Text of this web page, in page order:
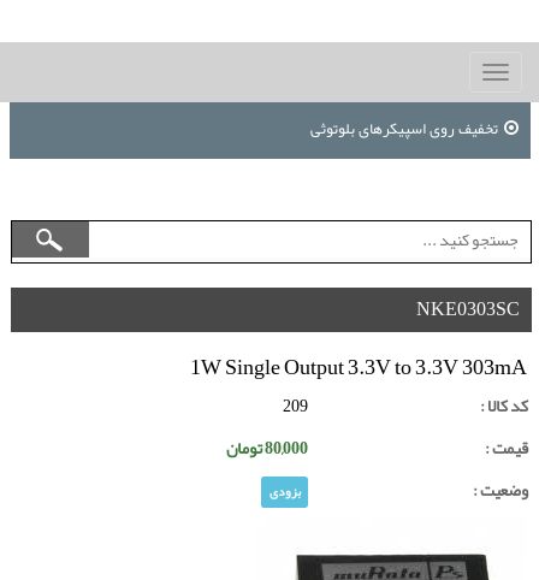
Toggle
navigation
تخفیف روی اسپیکرهای بلوتوثی
NKE0303SC
1W Single Output 3.3V to 3.3V 303mA
کد کالا :
209
قیمت :
80,000تومان
وضعیت :
بزودی